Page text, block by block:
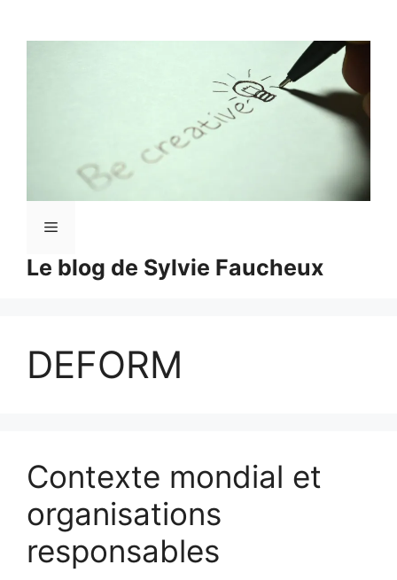
Le blog de Sylvie Faucheux
Menu
DEFORM
Contexte mondial et
organisations
responsables